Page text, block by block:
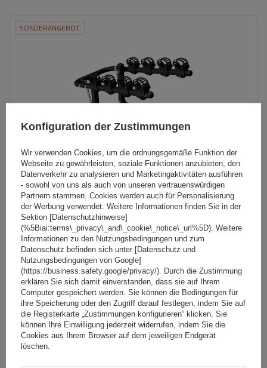
SONDERANGEBOT
Peruzzo Arezzo 4 - Fahrradträger für die
Anhängerkupplung
50 kg
Möglichkeit zum Neigen mit
montierten Fahrrädern:
ja
teilweise klappbare Konstruktion, die die Lagerung erleichtert
möglichkeit, die Plattform sogar mit Fahrrädern abzuklappen
89,99 €inkl. MwSt
Niedrigster Preis in 30 Tagen vor Rabatt:104,99 € -14%
Große Menge verfügbar
Wir versenden schon am11. August
In den
Warenkorb
Konfiguration der Zustimmungen
Wir verwenden Cookies, um die ordnungsgemäße Funktion der
Webseite zu gewährleisten, soziale Funktionen anzubieten, den
Datenverkehr zu analysieren und Marketingaktivitäten ausführen
- sowohl von uns als auch von unseren vertrauenswürdigen
Partnern stammen. Cookies werden auch für Personalisierung
der Werbung verwendet. Weitere Informationen finden Sie in der
Sektion [Datenschutzhinweise]
(%5Biai:terms\_privacy\_and\_cookie\_notice\_url%5D). Weitere
Informationen zu den Nutzungsbedingungen und zum
Datenschutz befinden sich unter [Datenschutz und
Nutzungsbedingungen von Google]
(https://business.safety.google/privacy/). Durch die Zustimmung
erklären Sie sich damit einverstanden, dass sie auf Ihrem
Computer gespeichert werden. Sie können die Bedingungen für
ihre Speicherung oder den Zugriff darauf festlegen, indem Sie auf
die Registerkarte „Zustimmungen konfigurieren“ klicken. Sie
können Ihre Einwilligung jederzeit widerrufen, indem Sie die
Cookies aus Ihrem Browser auf dem jeweiligen Endgerät
löschen.